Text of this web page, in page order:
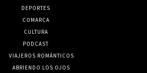
DEPORTES
COMARCA
CULTURA
PODCAST
VIAJEROS ROMÁNTICOS
ABRIENDO LOS OJOS